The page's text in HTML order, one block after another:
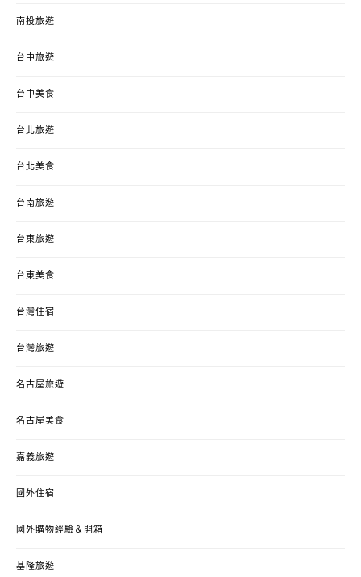
南投旅遊
台中旅遊
台中美食
台北旅遊
台北美食
台南旅遊
台東旅遊
台東美食
台灣住宿
台灣旅遊
名古屋旅遊
名古屋美食
嘉義旅遊
國外住宿
國外購物經驗＆開箱
基隆旅遊